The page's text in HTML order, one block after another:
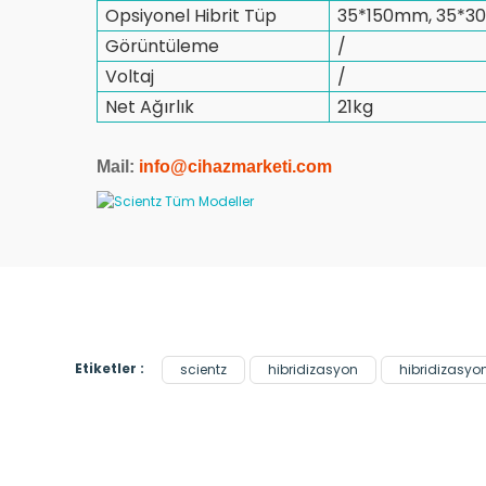
Opsiyonel Hibrit Tüp
35*150mm,
Görüntüleme
/
Voltaj
/
Net Ağırlık
21kg
Mail: info@cihazmarketi.com
Etiketler : scientz hibridizasyon hibridizasyon